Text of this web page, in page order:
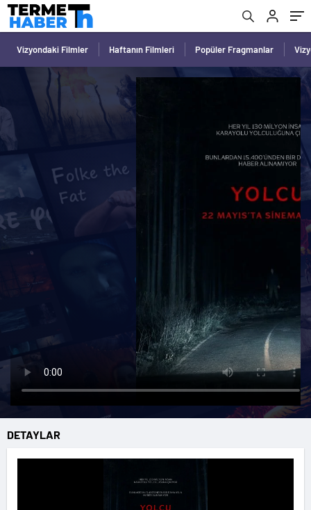
Vizyondaki Filmler Haftanın Filmleri Popüler Fragmanlar
DETAYLAR